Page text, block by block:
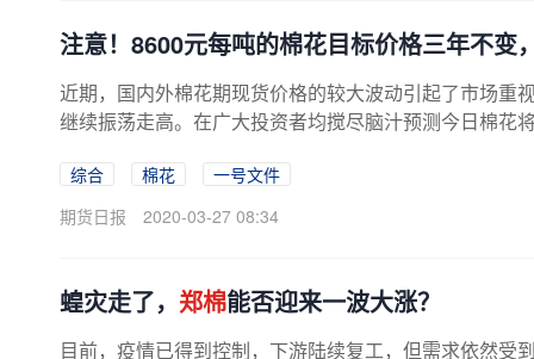
注意！8600元每吨的棉花目标价格三年不变
近期，国内外棉花期现货价格的较大波动引起了市场重
继续振荡走高。在广大投资者均搅尽脑汁预测今日棉花
综合 棉花
一号文件
期货日报
2020-03-27 08:34
蝗灾走了， 郑棉能否迎来一波大涨？
目前，疫情已得到控制，下游陆续复工，但需求依然受